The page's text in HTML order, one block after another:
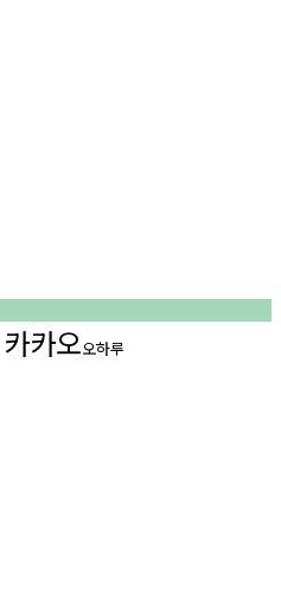
카카오오하루